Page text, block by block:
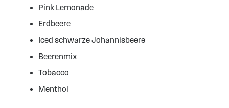
Pink Lemonade
Erdbeere
Iced schwarze Johannisbeere
Beerenmix
Tobacco
Menthol